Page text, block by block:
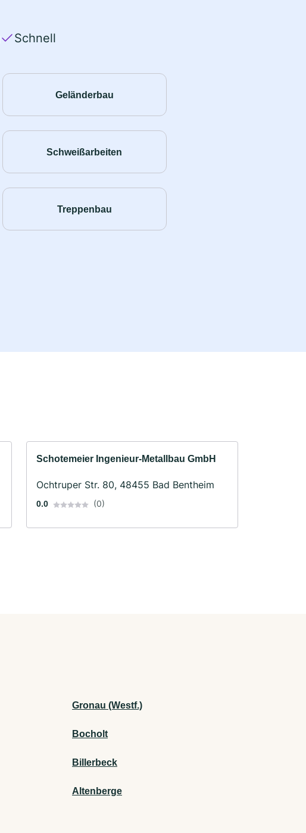
Schnell
Geländerbau
Schweißarbeiten
Treppenbau
Schotemeier Ingenieur-Metallbau GmbH
Ochtruper Str. 80, 48455 Bad Bentheim
0.0 (0)
Gronau (Westf.)
Bocholt
Billerbeck
Altenberge